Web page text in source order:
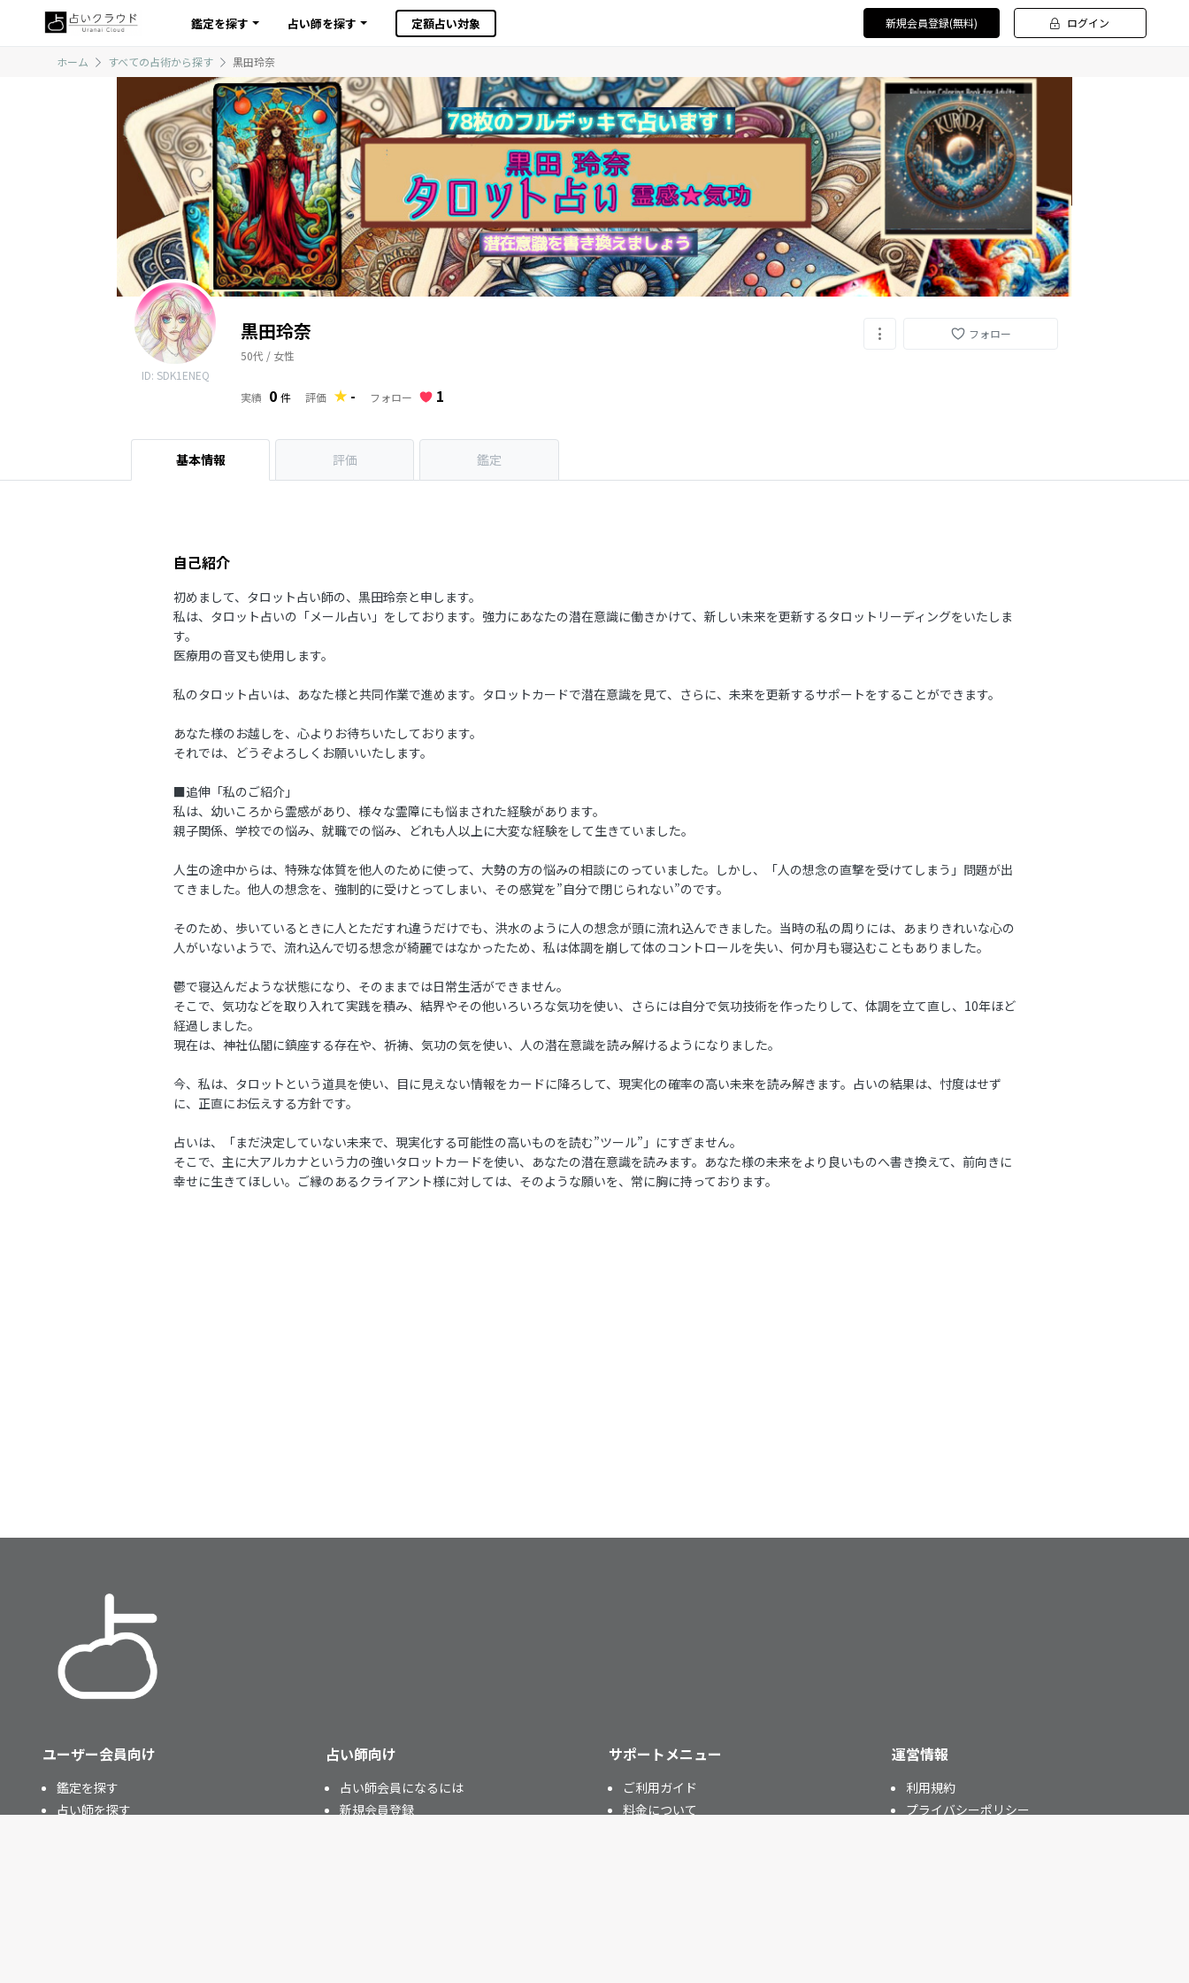
鑑定を探す 占い師を探す 定額占い対象 新規会員登録(無料) ログイン
ホーム すべての占術から探す 黒田玲奈
ID: SDK1ENEQ
黒田玲奈
50代 / 女性
実績 0 件 評価 - フォロー 1
フォロー
基本情報 評価 鑑定
自己紹介
初めまして、タロット占い師の、黒田玲奈と申します。
私は、タロット占いの「メール占い」をしております。強力にあなたの潜在意識に働きかけて、新しい未来を更新するタロットリーディングをいたしま
す。
医療用の音叉も使用します。
私のタロット占いは、あなた様と共同作業で進めます。タロットカードで潜在意識を見て、さらに、未来を更新するサポートをすることができます。
あなた様のお越しを、心よりお待ちいたしております。
それでは、どうぞよろしくお願いいたします。
■追伸「私のご紹介」
私は、幼いころから霊感があり、様々な霊障にも悩まされた経験があります。
親子関係、学校での悩み、就職での悩み、どれも人以上に大変な経験をして生きていました。
人生の途中からは、特殊な体質を他人のために使って、大勢の方の悩みの相談にのっていました。しかし、「人の想念の直撃を受けてしまう」問題が出
てきました。他人の想念を、強制的に受けとってしまい、その感覚を”自分で閉じられない”のです。
そのため、歩いているときに人とただすれ違うだけでも、洪水のように人の想念が頭に流れ込んできました。当時の私の周りには、あまりきれいな心の
人がいないようで、流れ込んで切る想念が綺麗ではなかったため、私は体調を崩して体のコントロールを失い、何か月も寝込むこともありました。
鬱で寝込んだような状態になり、そのままでは日常生活ができません。
そこで、気功などを取り入れて実践を積み、結界やその他いろいろな気功を使い、さらには自分で気功技術を作ったりして、体調を立て直し、10年ほど
経過しました。
現在は、神社仏閣に鎮座する存在や、祈祷、気功の気を使い、人の潜在意識を読み解けるようになりました。
今、私は、タロットという道具を使い、目に見えない情報をカードに降ろして、現実化の確率の高い未来を読み解きます。占いの結果は、忖度はせず
に、正直にお伝えする方針です。
占いは、「まだ決定していない未来で、現実化する可能性の高いものを読む”ツール”」にすぎません。
そこで、主に大アルカナという力の強いタロットカードを使い、あなたの潜在意識を読みます。あなた様の未来をより良いものへ書き換えて、前向きに
幸せに生きてほしい。ご縁のあるクライアント様に対しては、そのような願いを、常に胸に持っております。
ユーザー会員向け
鑑定を探す
占い師を探す
占い師向け
占い師会員になるには
新規会員登録
サポートメニュー
ご利用ガイド
料金について
運営情報
利用規約
プライバシーポリシー